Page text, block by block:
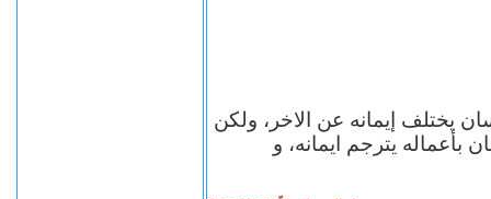
يختلف إيمانه عن الاخر، ولكن
بأعماله يترجم ايمانه، و